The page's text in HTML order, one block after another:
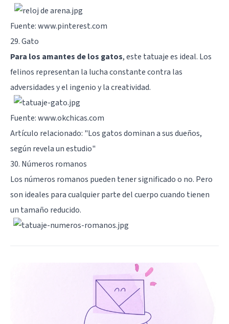
Fuente: www.pinterest.com
29. Gato
Para los amantes de los gatos, este tatuaje es ideal. Los
felinos representan la lucha constante contra las
adversidades y el ingenio y la creatividad.
Fuente: www.okchicas.com
Artículo relacionado: "Los gatos dominan a sus dueños,
según revela un estudio"
30. Números romanos
Los números romanos pueden tener significado o no. Pero
son ideales para cualquier parte del cuerpo cuando tienen
un tamaño reducido.